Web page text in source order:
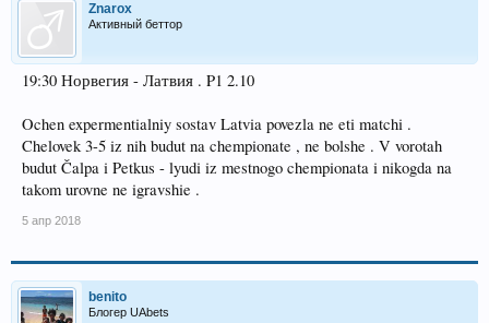
Znarox
Активный беттор
19:30 Норвегия - Латвия . P1 2.10
Ochen expermentialniy sostav Latvia povezla ne eti matchi .
Chelovek 3-5 iz nih budut na chempionate , ne bolshe . V vorotah
budut Čalpa i Petkus - lyudi iz mestnogo chempionata i nikogda na
takom urovne ne igravshie .
5 апр 2018
benito
Блогер UAbets